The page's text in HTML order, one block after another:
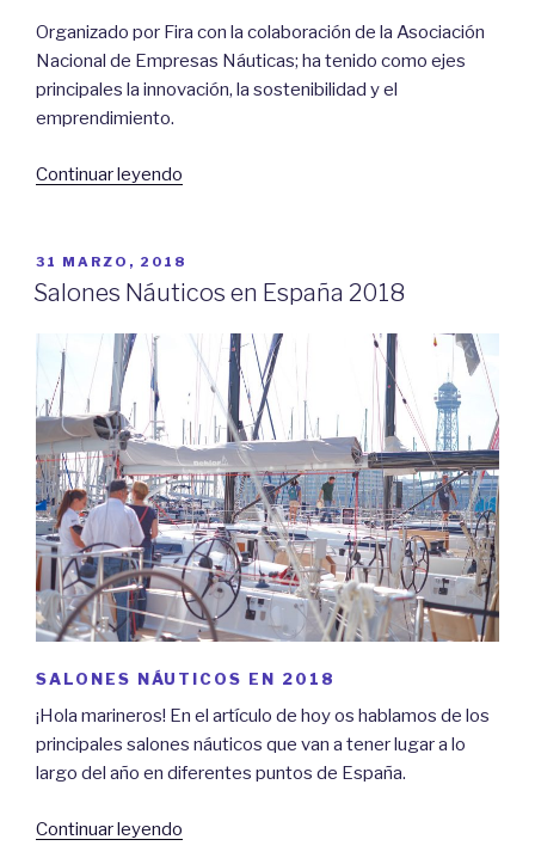
Organizado por Fira con la colaboración de la Asociación
Nacional de Empresas Náuticas; ha tenido como ejes
principales la innovación, la sostenibilidad y el
emprendimiento.
Continuar leyendo
Barcelona
2018»
PUBLICADO
EL
31 MARZO, 2018
Salones Náuticos en España 2018
SALONES NÁUTICOS EN 2018
¡Hola marineros! En el artículo de hoy os hablamos de los
principales salones náuticos que van a tener lugar a lo
largo del año en diferentes puntos de España.
Continuar leyendo